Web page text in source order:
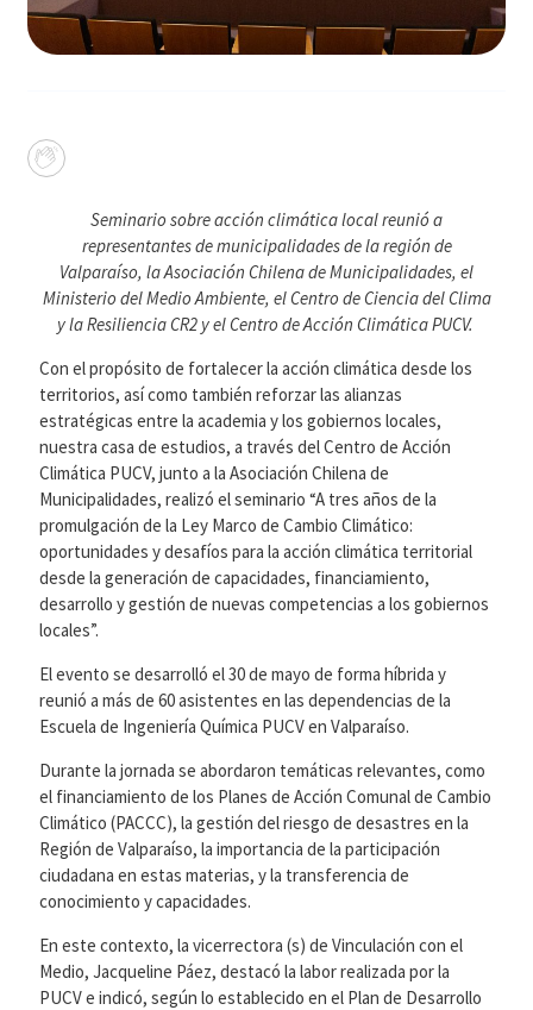
Seminario sobre acción climática local reunió a
representantes de municipalidades de la región de
Valparaíso, la Asociación Chilena de Municipalidades, el
Ministerio del Medio Ambiente, elCentro de Ciencia del Clima
y la Resiliencia CR2 y el Centro de Acción Climática PUCV.
Con el propósito de fortalecer la acción climática desde los
territorios, así como también reforzar las alianzas
estratégicas entre la academia y los gobiernos locales,
nuestra casa de estudios, a través del Centro de Acción
Climática PUCV, junto a la Asociación Chilena de
Municipalidades, realizó el seminario “A tres años de la
promulgación de la Ley Marco de Cambio Climático:
oportunidades y desafíos para la acción climática territorial
desde la generación de capacidades, financiamiento,
desarrollo y gestión de nuevas competencias a los gobiernos
locales”.
El evento se desarrolló el 30 de mayo de forma híbrida y
reunió a más de 60 asistentes en las dependencias de la
Escuela de Ingeniería Química PUCV en Valparaíso.
Durante la jornada se abordaron temáticas relevantes, como
el financiamiento de los Planes de Acción Comunal de Cambio
Climático (PACCC), la gestión del riesgo de desastres en la
Región de Valparaíso, la importancia de la participación
ciudadana en estas materias, y la transferencia de
conocimiento y capacidades.
En este contexto, la vicerrectora (s) de Vinculación con el
Medio, Jacqueline Páez, destacó la labor realizada por la
PUCV e indicó, según lo establecido en el Plan de Desarrollo